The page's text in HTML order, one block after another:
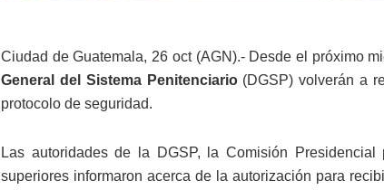
Ciudad de Guatemala, 26 oct (AGN).- Desde el próximo
General del Sistema Penitenciario(DGSP) volverán a
protocolo de seguridad.
Las autoridades de la DGSP, la Comisión
superiores informaron acerca de la autorización para